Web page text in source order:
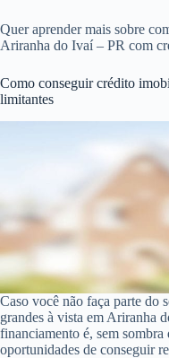
Quer aprender mais sobre
Ariranha do Ivaí – PR com
Como conseguir crédito
limitantes
Caso você não faça parte do
grandes à vista em Ariranha
financiamento é, sem
oportunidades de conseguir